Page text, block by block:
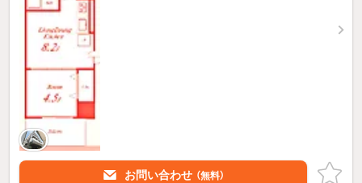
お問い合わせ （無料）